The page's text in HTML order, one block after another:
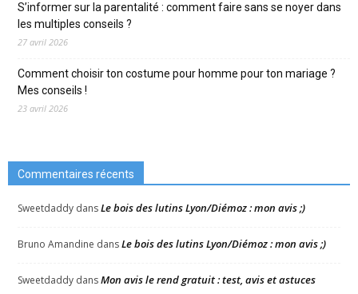
S’informer sur la parentalité : comment faire sans se noyer dans
les multiples conseils ?
27 avril 2026
Comment choisir ton costume pour homme pour ton mariage ?
Mes conseils !
23 avril 2026
Commentaires récents
Sweetdaddy dansLe bois des lutins Lyon/Diémoz : mon avis ;)
Bruno Amandine dansLe bois des lutins Lyon/Diémoz : mon avis ;)
Sweetdaddy dansMon avis le rend gratuit : test, avis et astuces